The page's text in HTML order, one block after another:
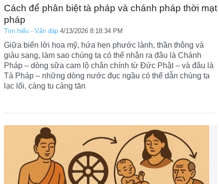
Cách để phân biệt tà pháp và chánh pháp thời mạt
pháp
Tìm hiểu - Vấn đáp 4/13/2026 8:18:34 PM
Giữa biển lời hoa mỹ, hứa hẹn phước lành, thần thông và
giàu sang, làm sao chúng ta có thể nhận ra đâu là Chánh
Pháp – dòng sữa cam lộ chân chính từ Đức Phật – và đâu là
Tà Pháp – những dòng nước đục ngầu có thể dẫn chúng ta
lạc lối, càng tu càng tăn